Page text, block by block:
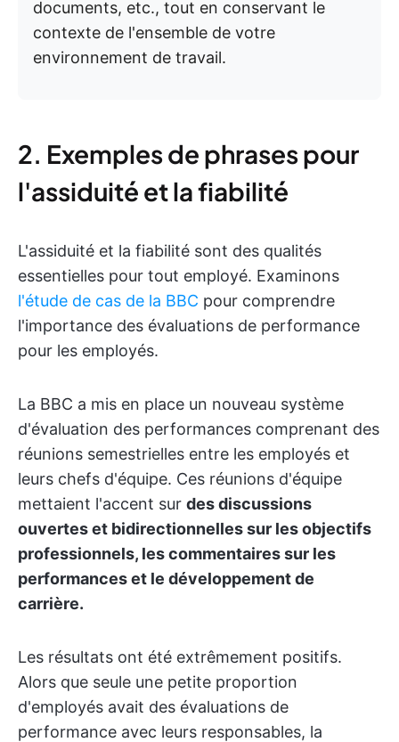
documents, etc., tout en conservant le
contexte de l'ensemble de votre
environnement de travail.
2. Exemples de phrases pour
l'assiduité et la fiabilité
L'assiduité et la fiabilité sont des qualités
essentielles pour tout employé. Examinons
l'étude de cas de la BBC pour comprendre
l'importance des évaluations de performance
pour les employés.
La BBC a mis en place un nouveau système
d'évaluation des performances comprenant des
réunions semestrielles entre les employés et
leurs chefs d'équipe. Ces réunions d'équipe
mettaient l'accent sur des discussions
ouvertes et bidirectionnelles sur les objectifs
professionnels, les commentaires sur les
performances et le développement de
carrière.
Les résultats ont été extrêmement positifs.
Alors que seule une petite proportion
d'employés avait des évaluations de
performance avec leurs responsables, la